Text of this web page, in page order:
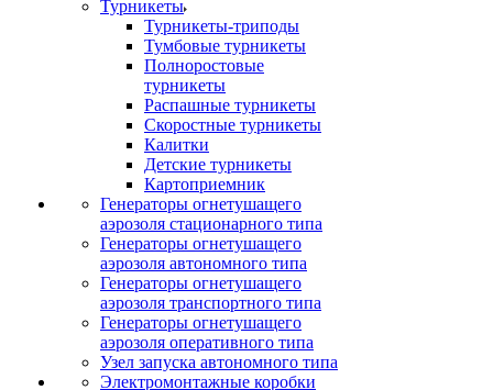
Турникеты
Турникеты-триподы
Тумбовые турникеты
Полноростовые
турникеты
Распашные турникеты
Скоростные турникеты
Калитки
Детские турникеты
Картоприемник
Генераторы огнетушащего
аэрозоля стационарного типа
Генераторы огнетушащего
аэрозоля автономного типа
Генераторы огнетушащего
аэрозоля транспортного типа
Генераторы огнетушащего
аэрозоля оперативного типа
Узел запуска автономного типа
Электромонтажные коробки